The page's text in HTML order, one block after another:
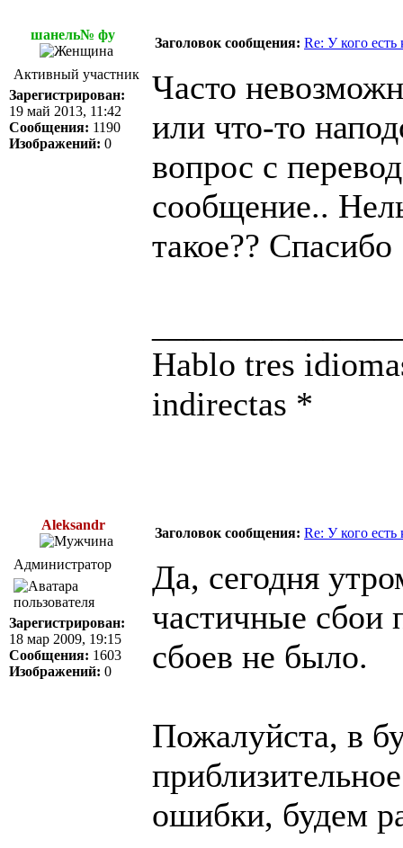
шанель№ фу
Заголовок сообщения: Re: У кого
Активный участник
Зарегистрирован:
19 май 2013, 11:42
Сообщения: 1190
Изображений: 0
Часто
или что-то
вопрос с
сообщение..
такое?? Спасибо
Hablo tres
indirectas *
Aleksandr
Заголовок сообщения: Re: У кого
Администратор
Зарегистрирован:
18 мар 2009, 19:15
Сообщения: 1603
Изображений: 0
Да, сегодня
частичные сбои
сбоев не было.
Пожалуйста, в
ошибки, будем